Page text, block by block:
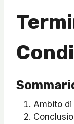
Ambito